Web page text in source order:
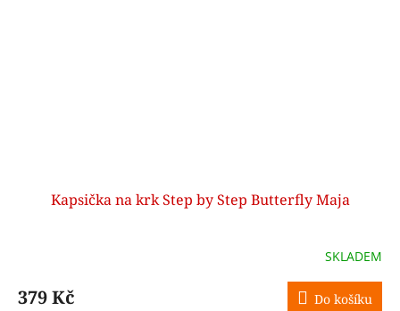
Kapsička na krk Step by Step Butterfly Maja
SKLADEM
379 Kč Do košíku